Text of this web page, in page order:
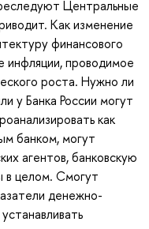
Центральные
Как изменение
финансового
инфляции, проводимое
роста. Нужно ли
у Банка России могут
как
банком, могут
агентов, банковскую
в целом. Смогут
денежно-